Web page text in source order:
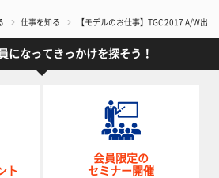
仕事を知る 【モデルのお仕事】TGC 2017 A/W出
になってきっかけを探そう！
ト
会員限定の
セミナー開催